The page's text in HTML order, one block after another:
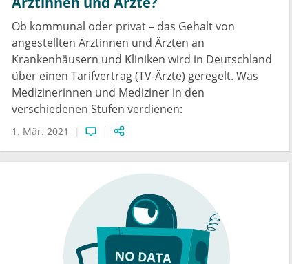
Ob kommunal oder privat – das Gehalt von
angestellten Ärztinnen und Ärzten an
Krankenhäusern und Kliniken wird in Deutschland
über einen Tarifvertrag (TV-Ärzte) geregelt. Was
Medizinerinnen und Mediziner in den
verschiedenen Stufen verdienen:
1. Mär. 2021